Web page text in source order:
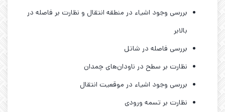
بررسی وجود اشیاء در منطقه انتقال و نظارت بر فاصله در
بالابر
بررسی فاصله در شاتل
نظارت بر سطح در ناودان‌های چمدان
بررسی وجود اشیاء در موقعیت انتقال
نظارت بر تسمه ورودی